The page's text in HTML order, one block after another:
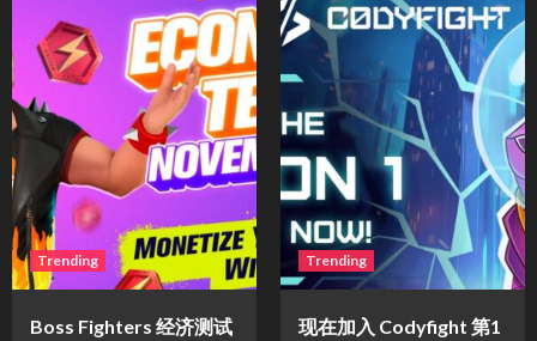
Trending
Boss Fighters 经济测试
Trending
现在加入 Codyfight 第1